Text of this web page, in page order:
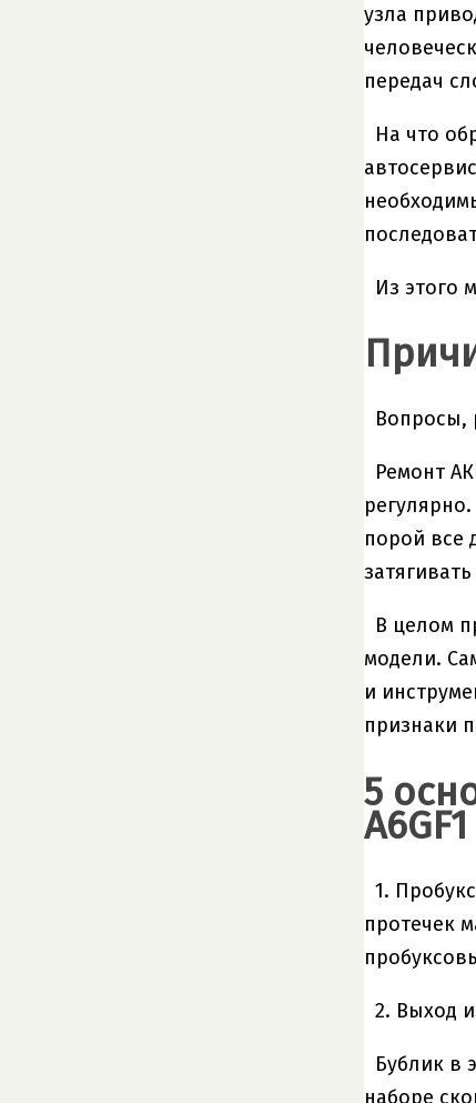
узла
передач
На что
Из этого
Вопросы,
Ремонт
порой все
В целом
модели.
и
признаки
5
A6GF1
1.
протечек
2. Выход
Бублик в
наборе